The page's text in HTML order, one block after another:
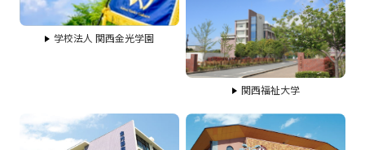
学校法人 関西金光学園
関西福祉大学